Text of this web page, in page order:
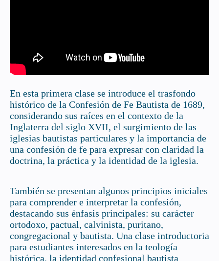
En esta primera clase se introduce el trasfondo
histórico de la Confesión de Fe Bautista de 1689,
considerando sus raíces en el contexto de la
Inglaterra del siglo XVII, el surgimiento de las
iglesias bautistas particulares y la importancia de
una confesión de fe para expresar con claridad la
doctrina, la práctica y la identidad de la iglesia.
También se presentan algunos principios iniciales
para comprender e interpretar la confesión,
destacando sus énfasis principales: su carácter
ortodoxo, pactual, calvinista, puritano,
congregacional y bautista. Una clase introductoria
para estudiantes interesados en la teología
histórica, la identidad confesional bautista